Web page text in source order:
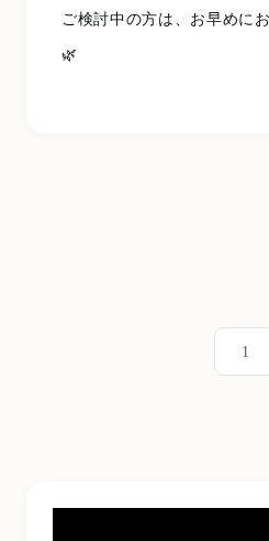
ご検討中の方は、お早めに
🌿
1